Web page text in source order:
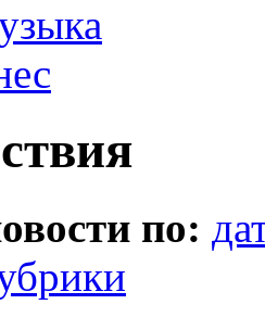
по: